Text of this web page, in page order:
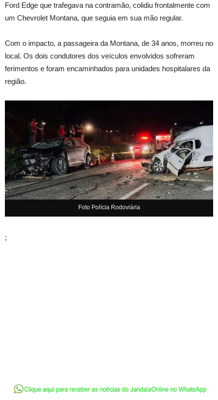
Ford Edge que trafegava na contramão, colidiu frontalmente com
um Chevrolet Montana, que seguia em sua mão regular.
Com o impacto, a passageira da Montana, de 34 anos, morreu no
local. Os dois condutores dos veículos envolvidos sofreram
ferimentos e foram encaminhados para unidades hospitalares da
região.
Foto Polícia Rodoviária
;